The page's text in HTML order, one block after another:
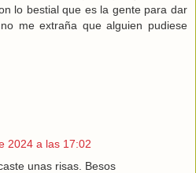
lo bestial que es la gente para dar
me extraña que alguien pudiese
2024 a las 17:02
unas risas. Besos